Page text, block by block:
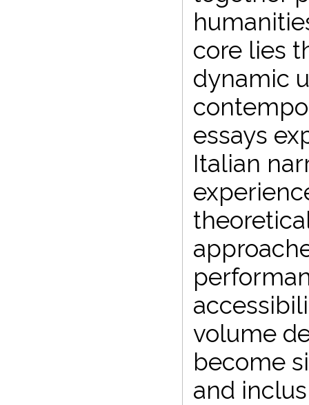
core lies
dynamic
essays
Italian
volume
become
and